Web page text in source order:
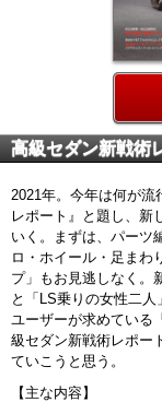
高級セダン新戦術
2021年。今年は何が
レポート』と題し、新
いく。まずは、パーツ
ロ・ホイール・足まわ
プ」もお見逃しなく。
と「LS乗りの女性二
ユーザーが求めている
級セダン新戦術レポー
ていこうと思う。
【主な内容】